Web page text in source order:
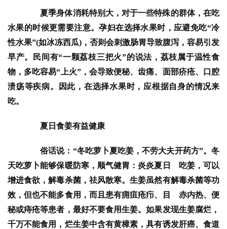
夏季身体消耗特别大，对于一些特殊的群体，在吃
水果的时候更需要注意。孕妇在选择水果时，应避免吃“冷
性水果”(如冰冻西瓜)，否则会刺激肠胃导致腹泻，容易引发
早产。民间有“一颗荔枝三把火”的说法，荔枝属于温性食
物，多吃容易“上火”，会导致便秘、齿痛、面部疥疮、口腔
溃疡等疾病。因此，在选择水果时，应根据自身的情况来
吃。
夏日食姜有益健康
俗话说：“冬吃萝卜夏吃姜，不劳大夫开药方”。冬
天吃萝卜能够保暖防寒，顺气健胃：炎炎夏日　吃姜，可以
增进食欲，解毒杀菌，祛风散寒。生姜虽然有解毒杀菌等功
效，但也不能多食用，而且患有痈疽疮疖、目　赤内热、便
秘或痔疮等患者，最好不要食用生姜。如果发现生姜腐烂，
千万不能食用，烂生姜中含有黄樟素，具有诱发肝癌、食道